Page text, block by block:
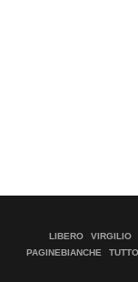
LIBERO VIRGILIO
PAGINEBIANCHE